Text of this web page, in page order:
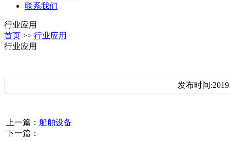
联系我们
行业应用
首页 >> 行业应用
行业应用
发布时间
上一篇： 船舶设备
下一篇：